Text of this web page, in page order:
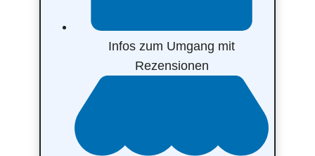
Infos zum Umgang mit
Rezensionen